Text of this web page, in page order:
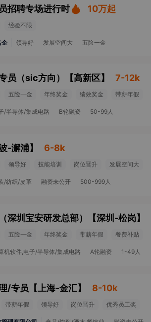
招聘专场进行时 10万起
经验不限
企 领导好 发展空间大 五险一金
员（sic方向） 【高新区】 7-12k
五险一金 年终奖金 绩效奖金 带薪年假
/半导体/集成电路 B轮融资 50-99人
-澥浦】 6-8k
领导好 技能培训 岗位晋升 发展空间大
/纺织/皮革 融资未公开 500-999人
深圳宝安研发总部） 【深圳-松岗】
五险一金 年终奖金 带薪年假 餐费补贴
机软件,电子/半导体/集成电路 A轮融资 1-49人
/专员 【 上海-金汇】 8-10k
带薪年假 领导好 岗位晋升 优秀员工奖